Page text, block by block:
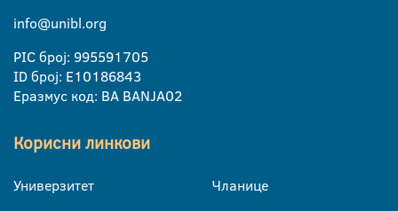
info@unibl.org
PIC број: 995591705
ID број: E10186843
Еразмус код: BA BANJA02
Корисни линкови
Универзитет
Чланице